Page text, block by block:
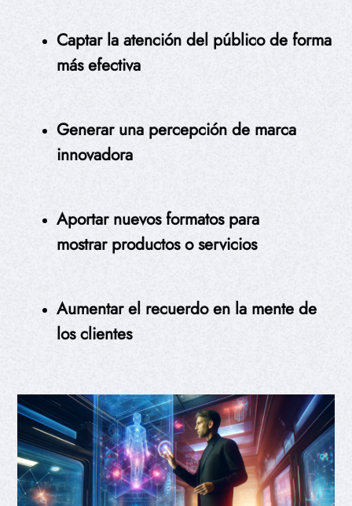
Captar la atención del público de forma
más efectiva
Generar una percepción de marca
innovadora
Aportar nuevos formatos para
mostrar productos o servicios
Aumentar el recuerdo en la mente de
los clientes